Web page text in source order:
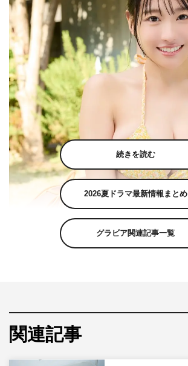
葵りんご「FLASH」
続きを読む
2026夏ドラマ最新情報まとめ
グラビア関連記事一覧
関連記事